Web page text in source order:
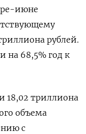
июне
рублей.
на 68,5% год к
18,02 триллиона
объема
с